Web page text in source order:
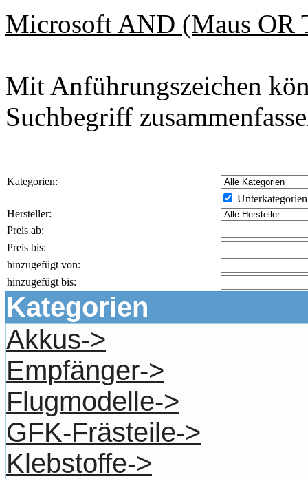
Microsoft AND (Maus OR
Mit Anführungszeichen
Suchbegriff
Kategorien:
Hersteller:
Preis ab:
Preis bis:
hinzugefügt von:
hinzugefügt bis:
Kategorien
Akkus->
Empfänger->
Flugmodelle->
GFK-Frästeile->
Klebstoffe->